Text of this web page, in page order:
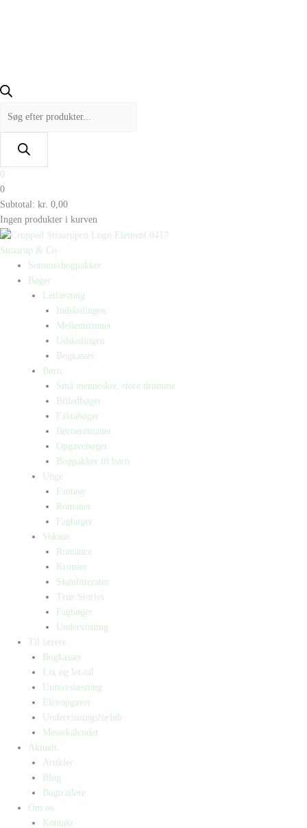
0
0
Subtotal: kr. 0,00
Ingen produkter i kurven
Straarup & Co
Sommerbogpakker
Bøger
Letlæsning
Indskolingen
Mellemtrinnet
Udskolingen
Bogkasser
Børn
Små mennesker, store drømme
Billedbøger
Faktabøger
Børneromaner
Opgavebøger
Bogpakker til børn
Unge
Fantasy
Romaner
Fagbøger
Voksne
Romance
Krimier
Skønlitteratur
True Stories
Fagbøger
Undervisning
Til lærere
Bogkasser
Lix og let-tal
Universlæsning
Elevopgaver
Undervisningsforløb
Messekalender
Aktuelt
Artikler
Blog
Bogtrailere
Om os
Kontakt